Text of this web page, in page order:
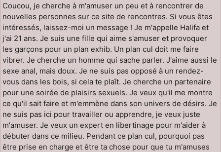
Coucou, je cherche à m'amuser un peu et à rencontrer de
nouvelles personnes sur ce site de rencontres. Si vous êtes
intéressés, laissez-moi un message ! Je m'appelle Halifa et
j'ai 21 ans. Je suis une fille qui aime s'amuser et provoquer
les garçons pour un plan exhib. Un plan cul doit me faire
vibrer. Je cherche un homme qui sache parler. J'aime aussi le
sexe anal, mais doux. Je ne suis pas opposé à un rendez-
vous dans les bois, si cela te plaît. Je cherche un partenaire
pour une soirée de plaisirs sexuels. Je veux qu'il me montre
ce qu'il sait faire et m'emmène dans son univers de désirs. Je
ne suis pas ici pour travailler ou apprendre, je veux juste
m'amuser. Je veux un expert en libertinage pour m'aider à
débuter dans ce milieu. Pendant ce plan cul, pourquoi pas
être prise en charge et être ta chose pour que tu m'amuses